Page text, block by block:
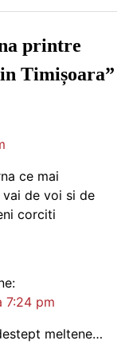
printre
Timișoara”
ce mai
de voi si de
corciti
7:24 pm
meltene…